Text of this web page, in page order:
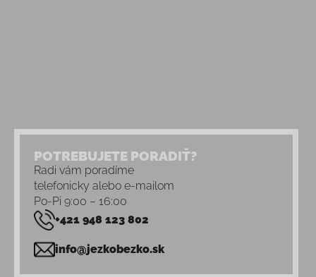
POTREBUJETE PORADIŤ?
Radi vám poradíme
telefonicky alebo e-mailom
Po-Pi 9:00 – 16:00
+421 948 123 802
info@jezkobezko.sk